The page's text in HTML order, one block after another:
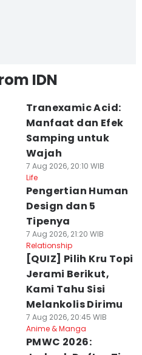
IDN
Tranexamic Acid:
Manfaat dan Efek
Samping untuk
Wajah
7 Aug 2026, 20:10 WIB
Life
Pengertian Human
Design dan 5
Tipenya
7 Aug 2026, 21:20 WIB
Relationship
[QUIZ] Pilih Kru Topi
Jerami Berikut,
Kami Tahu Sisi
Melankolis Dirimu
7 Aug 2026, 20:45 WIB
Anime & Manga
PMWC 2026: